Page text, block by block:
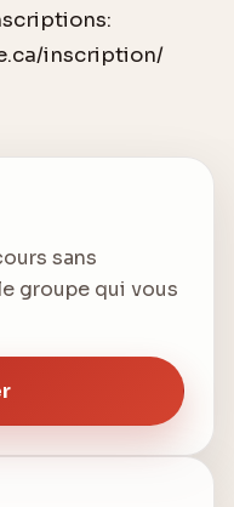
inscription/
sans
groupe qui vous